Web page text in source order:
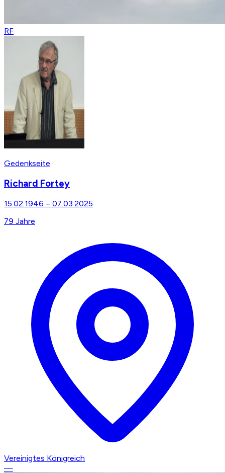
RF
Gedenkseite
Richard Fortey
15.02.1946 – 07.03.2025
79 Jahre
Vereinigtes Königreich
—